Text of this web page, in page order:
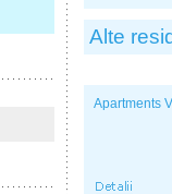
Alte
Apartments